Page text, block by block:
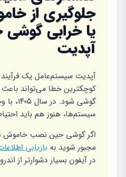
جلوگیری از
یا خرابی
آپدیت
آپدیت سیستم‌عامل یک
کوچکترین خطا می‌تواند
گوشی شود.
سیستم‌ها، هنوز هم باید
اگر گوشی حین نصب خاموش
مجبور شوید به بازیابی
در آیفون بسیار دشوارتر از